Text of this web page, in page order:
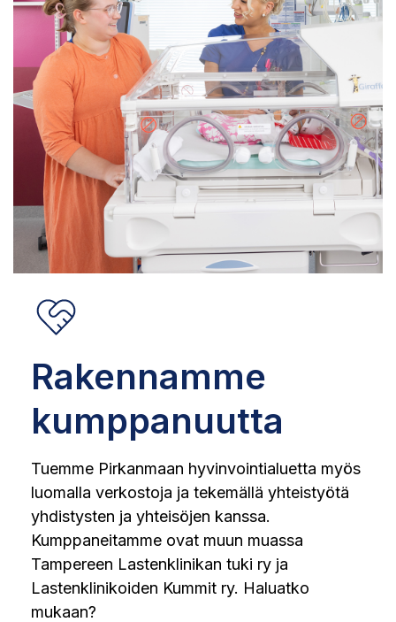
Rakennamme
kumppanuutta
Tuemme Pirkanmaan hyvinvointialuetta myös
luomalla verkostoja ja tekemällä yhteistyötä
yhdistysten ja yhteisöjen kanssa.
Kumppaneitamme ovat muun muassa
Tampereen Lastenklinikan tuki ry ja
Lastenklinikoiden Kummit ry. Haluatko
mukaan?